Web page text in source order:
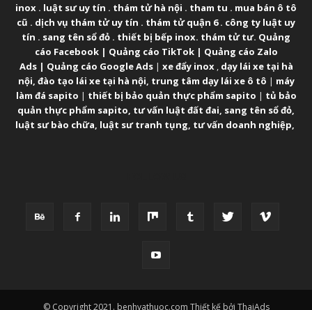
inox . luật sư uy tín . thám tử hà nội . tham tu . mua bán ô tô
cũ . dịch vụ thám tử uy tín . thám tử quận 6. công ty luật uy
tín . sang tên sổ đỏ . thiết bị bếp inox. thám tử tư. Quảng
cáo Facebook| Quảng cáo TikTok| Quảng cáo Zalo
Ads| Quảng cáo Google Ads| xe đẩy inox, dạy lái xe tại hà
nội, đào tạo lái xe tại hà nội, trung tâm dạy lái xe ô tô | máy
làm đá sapito | thiết bị bảo quản thực phẩm sapito | tủ bảo
quản thực phẩm sapito, tư vấn luật đất đai, sang tên sổ đỏ,
luật sư bào chữa, luật sư tranh tụng, tư vấn doanh nghiệp,
© Copyright 2021. benhvathuoc.com Thiết kế bởi ThaiAds